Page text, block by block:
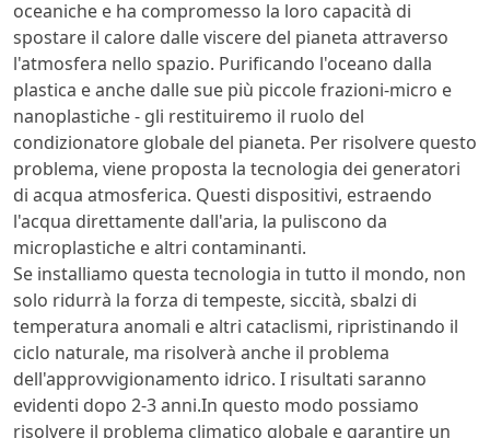
oceaniche e ha compromesso la loro capacità di
spostare il calore dalle viscere del pianeta attraverso
l'atmosfera nello spazio. Purificando l'oceano dalla
plastica e anche dalle sue più piccole frazioni-micro e
nanoplastiche - gli restituiremo il ruolo del
condizionatore globale del pianeta. Per risolvere questo
problema, viene proposta la tecnologia dei generatori
di acqua atmosferica. Questi dispositivi, estraendo
l'acqua direttamente dall'aria, la puliscono da
microplastiche e altri contaminanti.
Se installiamo questa tecnologia in tutto il mondo, non
solo ridurrà la forza di tempeste, siccità, sbalzi di
temperatura anomali e altri cataclismi, ripristinando il
ciclo naturale, ma risolverà anche il problema
dell'approvvigionamento idrico. I risultati saranno
evidenti dopo 2-3 anni.In questo modo possiamo
risolvere il problema climatico globale e garantire un